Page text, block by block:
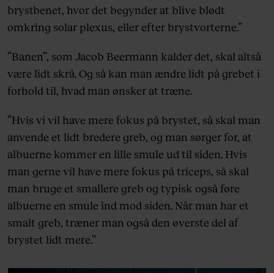
brystbenet, hvor det begynder at blive blødt
omkring solar plexus, eller efter brystvorterne.”
”Banen”, som Jacob Beermann kalder det, skal altså
være lidt skrå. Og så kan man ændre lidt på grebet i
forhold til, hvad man ønsker at træne.
”Hvis vi vil have mere fokus på brystet, så skal man
anvende et lidt bredere greb, og man sørger for, at
albuerne kommer en lille smule ud til siden. Hvis
man gerne vil have mere fokus på triceps, så skal
man bruge et smallere greb og typisk også føre
albuerne en smule ind mod siden. Når man har et
smalt greb, træner man også den øverste del af
brystet lidt mere.”